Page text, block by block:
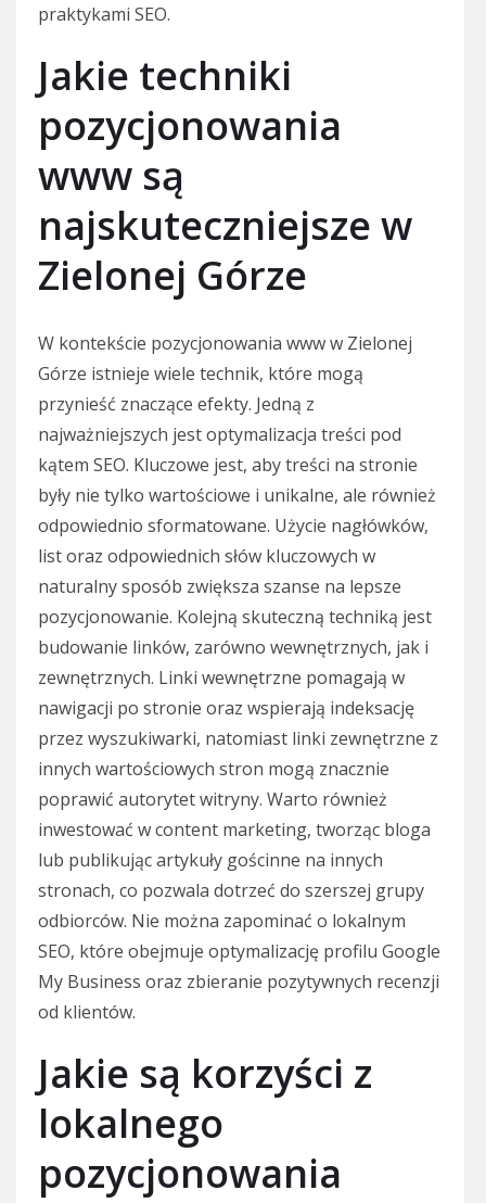
praktykami SEO.
Jakie techniki
pozycjonowania
www są
najskuteczniejsze w
Zielonej Górze
W kontekście pozycjonowania www w Zielonej
Górze istnieje wiele technik, które mogą
przynieść znaczące efekty. Jedną z
najważniejszych jest optymalizacja treści pod
kątem SEO. Kluczowe jest, aby treści na stronie
były nie tylko wartościowe i unikalne, ale również
odpowiednio sformatowane. Użycie nagłówków,
list oraz odpowiednich słów kluczowych w
naturalny sposób zwiększa szanse na lepsze
pozycjonowanie. Kolejną skuteczną techniką jest
budowanie linków, zarówno wewnętrznych, jak i
zewnętrznych. Linki wewnętrzne pomagają w
nawigacji po stronie oraz wspierają indeksację
przez wyszukiwarki, natomiast linki zewnętrzne z
innych wartościowych stron mogą znacznie
poprawić autorytet witryny. Warto również
inwestować w content marketing, tworząc bloga
lub publikując artykuły gościnne na innych
stronach, co pozwala dotrzeć do szerszej grupy
odbiorców. Nie można zapominać o lokalnym
SEO, które obejmuje optymalizację profilu Google
My Business oraz zbieranie pozytywnych recenzji
od klientów.
Jakie są korzyści z
lokalnego
pozycjonowania